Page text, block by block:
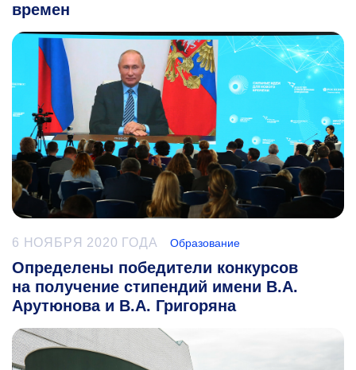
времен
6 НОЯБРЯ 2020 ГОДА Образование
Определены победители конкурсов
на получение стипендий имени В.А.
Арутюнова и В.А. Григоряна